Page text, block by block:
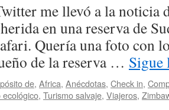
me llevó a la noticia
en una reserva de
Quería una foto con
de la reserva …
de, Africa, Anécdotas, Check in,
ecológico, Turismo salvaje, Viajeros,